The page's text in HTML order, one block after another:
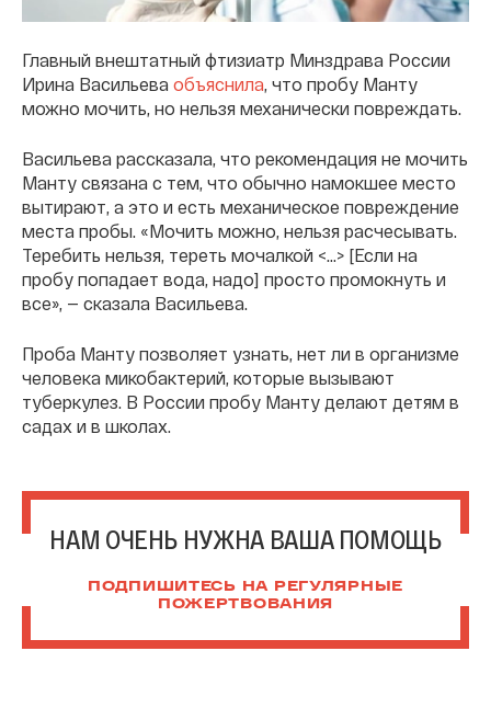
Главный внештатный фтизиатр Минздрава России
Ирина Васильева объяснила , что пробу Манту
можно мочить, но нельзя механически повреждать.
Васильева рассказала, что рекомендация не мочить
Манту связана с тем, что обычно намокшее место
вытирают, а это и есть механическое повреждение
места пробы. «Мочить можно, нельзя расчесывать.
Теребить нельзя, тереть мочалкой <…> [Если на
пробу попадает вода, надо] просто промокнуть и
все», — сказала Васильева.
Проба Манту позволяет узнать, нет ли в организме
человека микобактерий, которые вызывают
туберкулез. В России пробу Манту делают детям в
садах и в школах.
НАМ ОЧЕНЬ НУЖНА ВАША ПОМОЩЬ
ПОДПИШИТЕСЬ НА РЕГУЛЯРНЫЕ
ПОЖЕРТВОВАНИЯ